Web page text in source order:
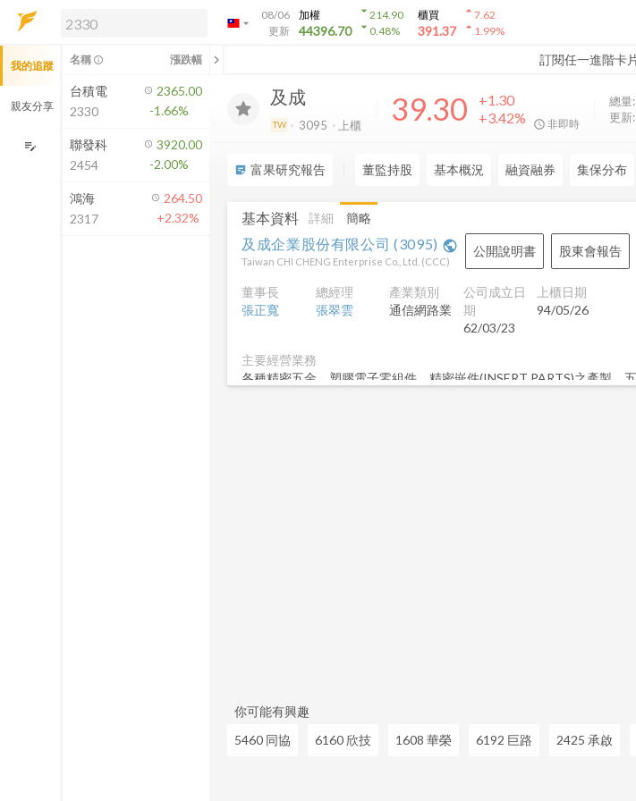
arrow_drop_down
08/06
更新
加權
44396.70
arrow_drop_down214.90
arrow_drop_down0.48%
櫃買
391.37
arrow_drop_up7.62
arrow_drop_up1.99%
訂閱任一進階卡
解鎖即時行情及進階功能
方案」，即可解鎖以下功能：
即時行情
即時市況與排行
成交金額熱力圖
前往方案訂閱
如何綁定合作券商
及成
TW 3095 上櫃 39.30
+1.30
+3.42%
非即時
總量:
更新:
sticky_note_2 富果研究報告 董監持股 基本概況 融資融券 集保分布
基本資料 詳細 簡略
及成企業股份有限公司 (3095) public
Taiwan CHI CHENG Enterprise Co., Ltd. (CCC)
公開說明書 股東會報告
董事長
張正寬
總經理
張翠雲
產業類別
通信網路業
公司成立日
期
62/03/23
上櫃日期
94/05/26
主要經營業務
各種精密五金、塑膠電子零組件、精密嵌件(INSERT PARTS)之產製。
你可能有興趣
5460 同協
6160 欣技 1608 華榮 6192 巨路 2425 承啟
我的追蹤
親友分享
edit_note
名稱 info_outline 漲跌幅 chevron_left
台積電
2330
2365.00
-1.66%
聯發科
2454
3920.00
-2.00%
鴻海
2317
264.50
+2.32%